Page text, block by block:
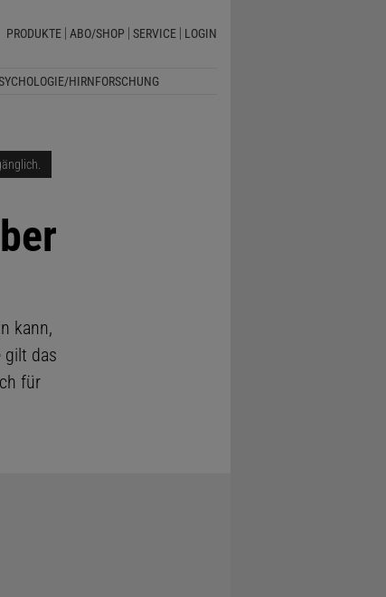
PRODUKTE ABO/SHOP SERVICE LOGIN
HIRNFORSCHUNG
kann,
gilt das
für